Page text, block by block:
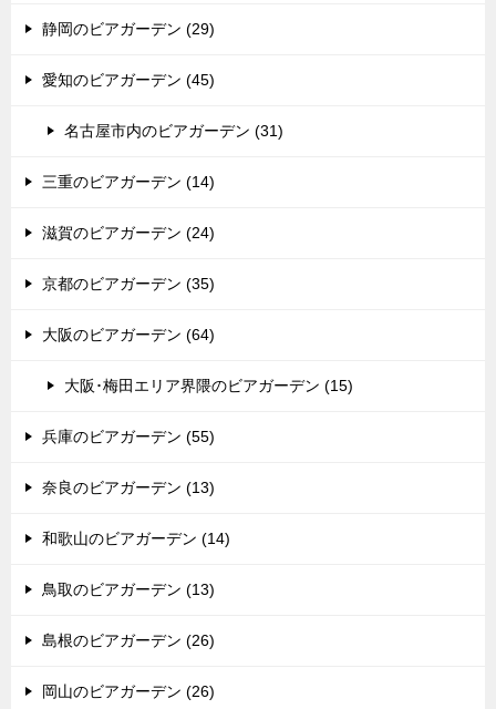
静岡のビアガーデン (29)
愛知のビアガーデン (45)
名古屋市内のビアガーデン (31)
三重のビアガーデン (14)
滋賀のビアガーデン (24)
京都のビアガーデン (35)
大阪のビアガーデン (64)
大阪･梅田エリア界隈のビアガーデン (15)
兵庫のビアガーデン (55)
奈良のビアガーデン (13)
和歌山のビアガーデン (14)
鳥取のビアガーデン (13)
島根のビアガーデン (26)
岡山のビアガーデン (26)